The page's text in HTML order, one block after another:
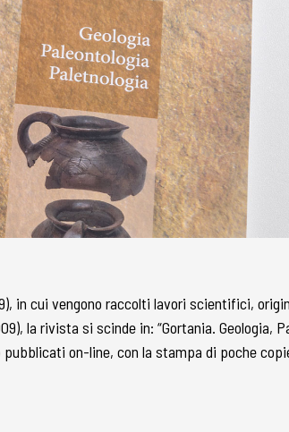
in cui vengono raccolti lavori scientifici,
la rivista si scinde in: “Gortania. Geologia,
pubblicati on-line, con la stampa di poche